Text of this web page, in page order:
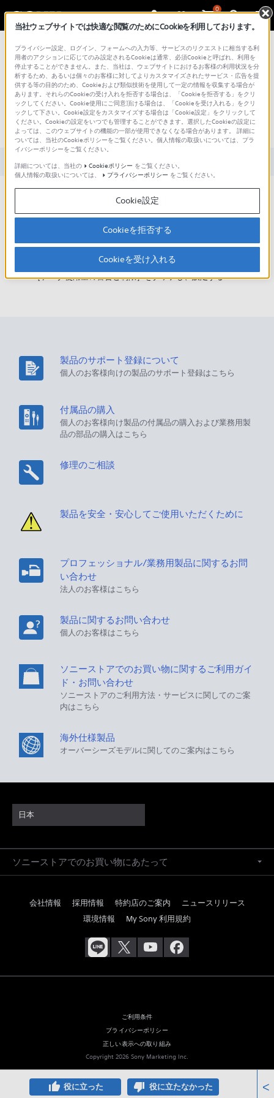
0
総合サポート・お問い合わせ
文書番号 : 00233411 / 最終更新日 : 2025/03/11
データ使用量を制限する方法
対象製品カテゴリー・製品
以下の操作方法をご確認ください。
［設定］のアプリをタップする
［ネットワークとインターネット］をタップする
［モバイルネットワーク］をタップする
［データ使用量の警告と制限］をタップし、設定する
製品のサポート登録について
個人のお客様向けの製品のサポート登録はこちら
付属品の購入
個人のお客様向け製品の付属品の購入および業務用製
品の部品の購入はこちら
修理のご相談
製品を安全・安心してご使用いただくために
プロフェッショナル/業務用製品に関するお問
い合わせ
法人のお客様はこちら
製品に関するお問い合わせ
個人のお客様はこちら
ソニーストアでのお買い物に関するご利用ガイ
ド・お問い合わせ
ソニーストアのご利用方法・サービスに関してのご案
内はこちら
海外仕様製品
オーバーシーズモデルに関してのご案内はこちら
日本
ソニーストアでのお買い物にあたって
会社情報 採用情報 特約店のご案内
ニュースリリース
環境情報
My Sony 利用規約
ご利用条件
プライバシーポリシー
正しい表示への取り組み
Copyright 2026 Sony Marketing Inc.
当社ウェブサイトでは快適な閲覧のためにCookieを利用しております。
プライバシー設定、ログイン、フォームへの入力等、サービスのリクエストに相当する利
用者のアクションに応じてのみ設定されるCookieは通常、必須Cookieと呼ばれ、利用を
停止することができません。また、当社は、ウェブサイトにおけるお客様の利用状況を分
析するため、あるいは個々のお客様に対してよりカスタマイズされたサービス・広告を提
供する等の目的のため、Cookieおよび類似技術を使用して一定の情報を収集する場合が
あります。それらのCookieの受け入れを拒否する場合は、「Cookieを拒否する」をクリ
ックしてください。Cookie使用にご同意頂ける場合は、「Cookieを受け入れる」をクリ
ックして下さい。Cookie設定をカスタマイズする場合は「Cookie設定」をクリックして
ください。Cookieの設定をいつでも管理することができます。選択したCookieの設定に
よっては、このウェブサイトの機能の一部が使用できなくなる場合があります。 詳細に
ついては、当社のCookieポリシーをご覧ください。個人情報の取扱いについては、プラ
イバシーポリシーをご覧ください。
詳細については、当社の
Cookieポリシー をご覧ください。
個人情報の取扱いについては、
プライバシーポリシー をご覧ください。
Cookie設定
Cookieを拒否する
Cookieを受け入れる
thumb_up 役に立った thumb_down 役に立たなかった <